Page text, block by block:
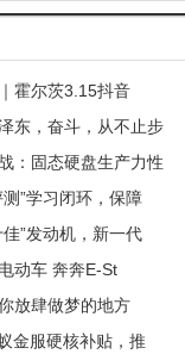
霍尔茨3.15抖音
东，奋斗，从不止步
：固态硬盘生产力性
”学习闭环，保障
”发动机，新一代
动车 奔奔E-St
放肆做梦的地方
金服硬核补贴，推